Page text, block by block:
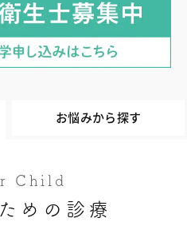
お悩みから探す
Child
めの診療